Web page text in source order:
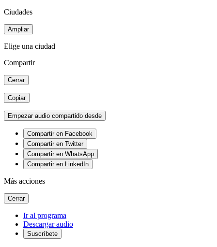
Ciudades
Ampliar
Elige una ciudad
Compartir
Cerrar
Copiar
Empezar audio compartido desde
Compartir en Facebook
Compartir en Twitter
Compartir en WhatsApp
Compartir en LinkedIn
Más acciones
Cerrar
Ir al programa
Descargar audio
Suscríbete